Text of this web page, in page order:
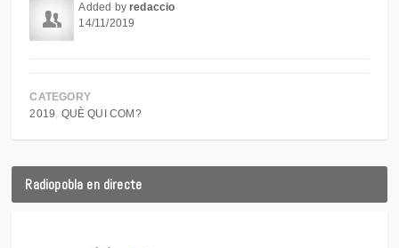
Added byredaccio
14/11/2019
CATEGORY
2019 QUÈ QUI COM?
Radiopobla en directe